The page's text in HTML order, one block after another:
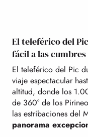
El teleférico del
fácil a las
El teleférico del Pic
viaje espectacular
altitud, donde los
de 360° de los
las estribaciones del
panorama